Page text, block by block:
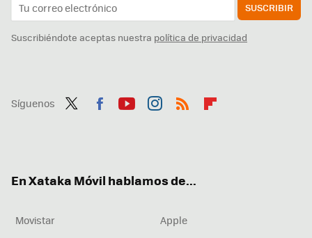
SUSCRIBIR
Suscribiéndote aceptas nuestra política de privacidad
Síguenos
En Xataka Móvil hablamos de...
Movistar
Apple